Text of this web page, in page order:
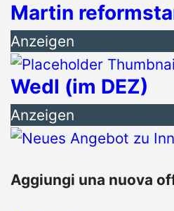
Martin
Anzeigen
Wedl (im DEZ)
Anzeigen
Aggiungi una nuova